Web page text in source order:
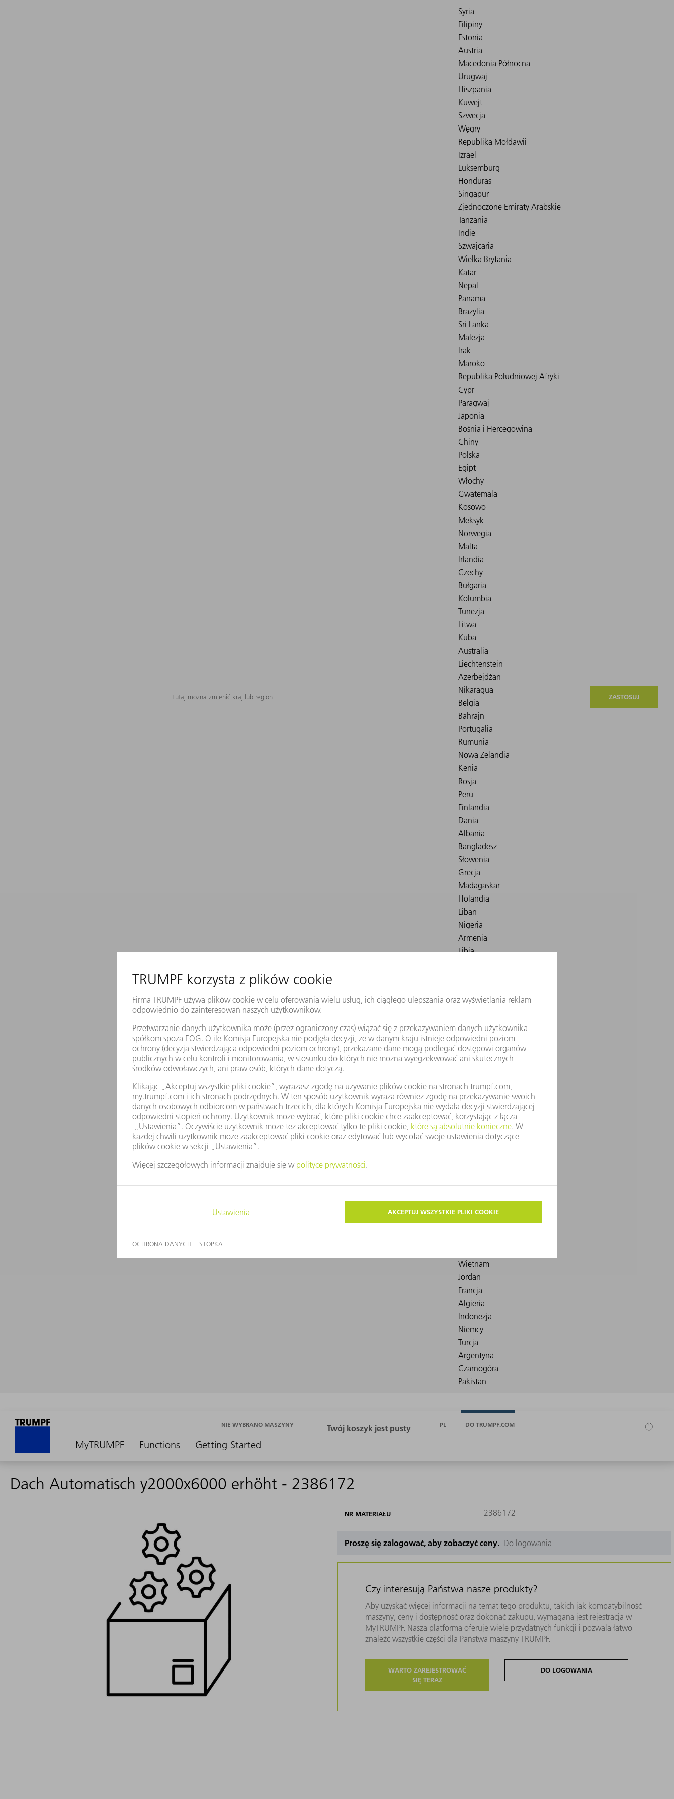
Tutaj można zmienić kraj lub region ZASTOSUJ
MyTRUMPF Functions Getting Started
NIE WYBRANO MASZYNY PL DO TRUMPF.COM
Dach Automatisch y2000x6000 erhöht - 2386172
NR MATERIAŁU 2386172
Proszę się zalogować, aby zobaczyć ceny. Do logowania
Czy interesują Państwa nasze produkty?
Aby uzyskać więcej informacji na temat tego produktu, takich jak kompatybilność
maszyny, ceny i dostępność oraz dokonać zakupu, wymagana jest rejestracja w
MyTRUMPF. Nasza platforma oferuje wiele przydatnych funkcji i pozwala łatwo
znaleźć wszystkie części dla Państwa maszyny TRUMPF.
WARTO ZAREJESTROWAĆ
SIĘ TERAZ
DO LOGOWANIA